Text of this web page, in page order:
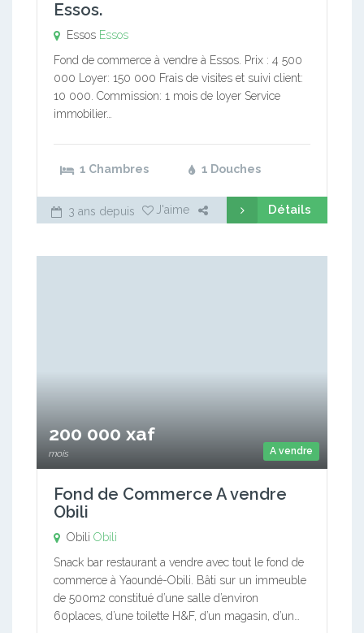
Essos.
Essos Essos
Fond de commerce à vendre à Essos. Prix : 4 500
000 Loyer: 150 000 Frais de visites et suivi client:
10 000. Commission: 1 mois de loyer Service
immobilier…
1 Chambres 1 Douches
3 ans depuis J'aime Détails
A vendre
200 000 xaf
mois
Fond de Commerce A vendre
Obili
Obili Obili
Snack bar restaurant a vendre avec tout le fond de
commerce à Yaoundé-Obili. Bâti sur un immeuble
de 500m2 constitué d’une salle d’environ
60places, d’une toilette H&F, d’un magasin, d’un…